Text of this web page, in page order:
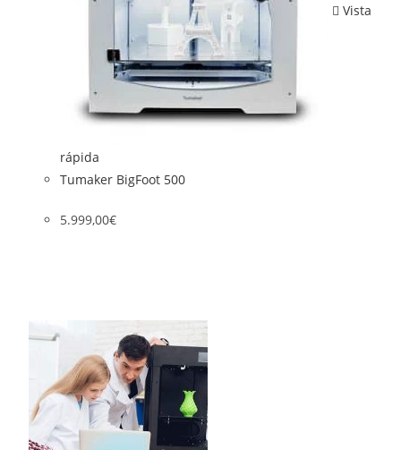
Vista
rápida
Tumaker BigFoot 500
5.999,00€